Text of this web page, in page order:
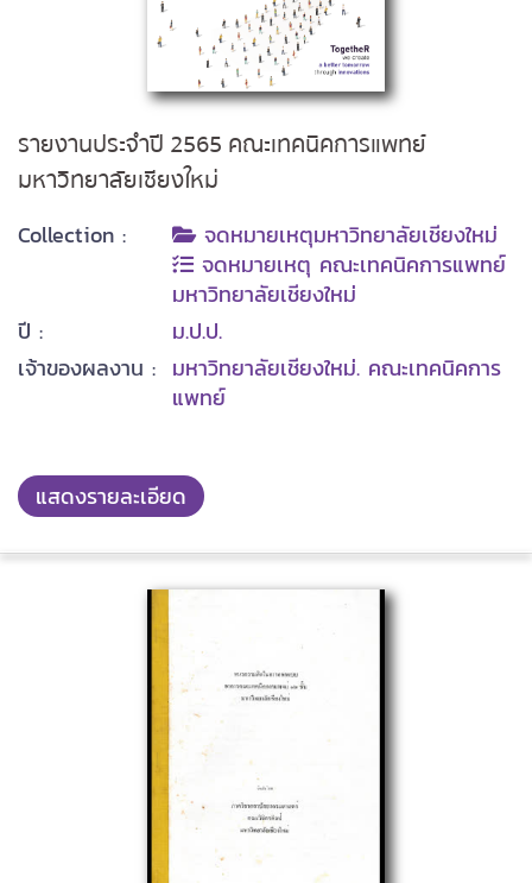
รายงานประจำปี 2565 คณะเทคนิคการแพทย์
มหาวิทยาลัยเชียงใหม่
Collection :
จดหมายเหตุมหาวิทยาลัยเชียงใหม่
จดหมายเหตุ คณะเทคนิคการแพทย์
มหาวิทยาลัยเชียงใหม่
ปี :
ม.ป.ป.
เจ้าของผลงาน : มหาวิทยาลัยเชียงใหม่. คณะเทคนิคการ
แพทย์
แสดงรายละเอียด